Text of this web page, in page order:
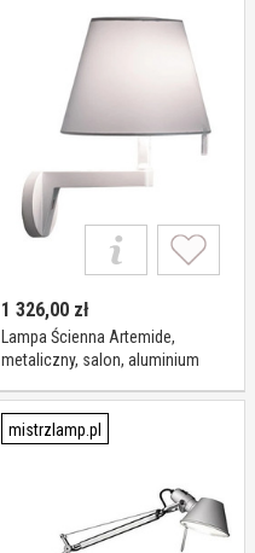
1 326,00 zł
Lampa Ścienna Artemide,
metaliczny, salon, aluminium
mistrzlamp.pl